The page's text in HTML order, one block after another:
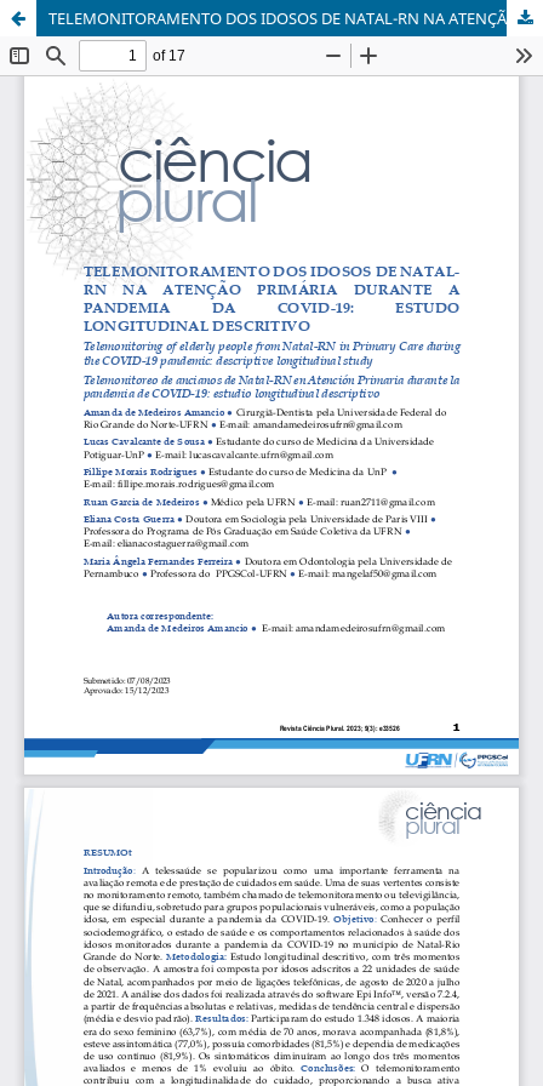
TELEMONITORAMENTO DOS IDOSOS DE NATAL-RN NA ATENÇÃO PRIMÁRIA DURANTE A PANDEMIA DA COVID-19: ESTUDO LONGITUDINAL DESCRITIVO